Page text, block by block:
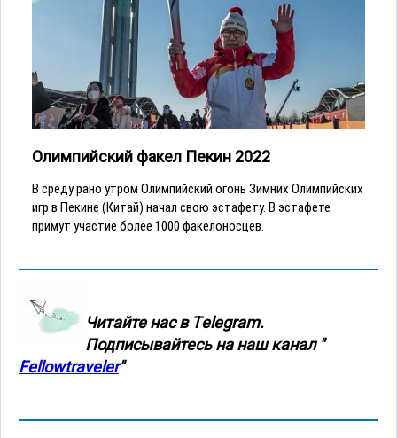
Олимпийский факел Пекин 2022
В среду рано утром Олимпийский огонь Зимних Олимпийских
игр в Пекине (Китай) начал свою эстафету. В эстафете
примут участие более 1000 факелоносцев.
Читайте нас в Тelegram.
Подписывайтесь на наш канал "
Fellowtraveler"